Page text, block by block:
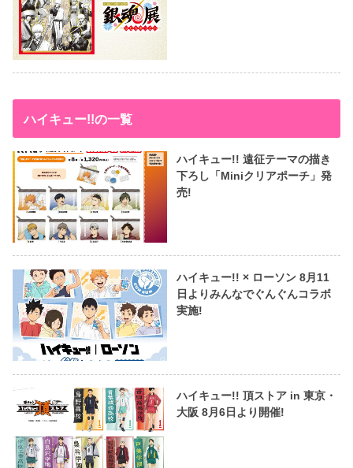
ハイキュー!!の一覧
ハイキュー!! 遠征テーマの描き
下ろし「Miniクリアポーチ」発
売!
ハイキュー!! × ローソン 8月11
日よりみんなでぐんぐんコラボ
実施!
ハイキュー!! 頂ストア in 東京・
大阪 8月6日より開催!